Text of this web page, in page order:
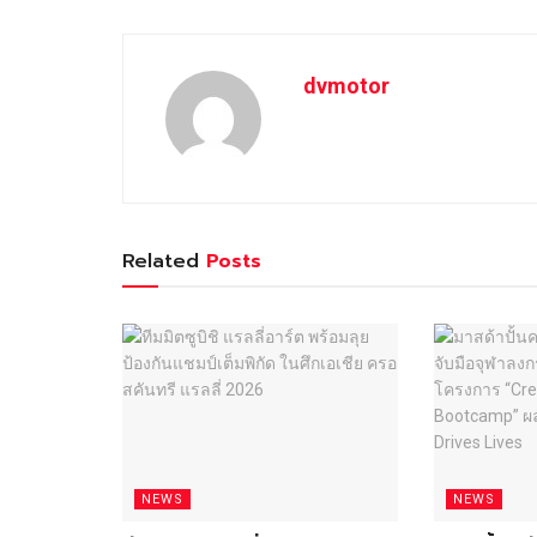
dvmotor
Related Posts
NEWS NEWS